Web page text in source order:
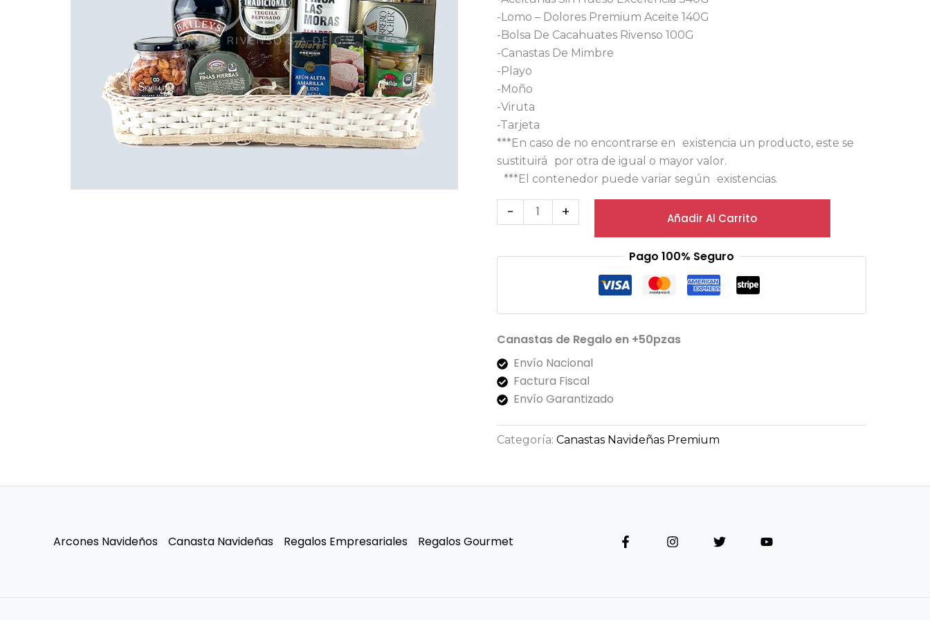
-Lomo – Dolores Premium Aceite 140G
-Bolsa De Cacahuates Rivenso 100G
-Canastas De Mimbre
-Playo
-Moño
-Viruta
-Tarjeta
***En caso de no encontrarse en existencia un producto, este se
sustituirá por otra de igual o mayor valor.
***El contenedor puede variar según existencias.
- + Añadir Al Carrito
Pago 100% Seguro
Canastas de Regalo en +50pzas
Envío Nacional
Factura Fiscal
Envío Garantizado
Categoría:Canastas Navideñas Premium
Arcones Navideños Canasta Navideñas Regalos Empresariales Regalos Gourmet